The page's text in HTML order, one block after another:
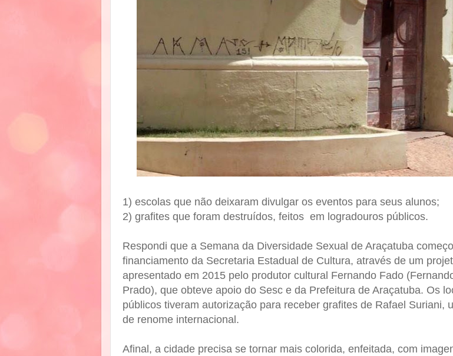
1) escolas que não deixaram divulgar os eventos para seus alunos;
2) grafites que foram destruídos, feitos em logradouros públicos.
Respondi que a Semana da Diversidade Sexual de Araçatuba
financiamento da Secretaria Estadual de Cultura, através de um
apresentado em 2015 pelo produtor cultural Fernando Fado
Prado), que obteve apoio do Sesc e da Prefeitura de Araçatuba. Os
públicos tiveram autorização para receber grafites de Rafael Suriani,
de renome internacional.
Afinal, a cidade precisa se tornar mais colorida, enfeitada, com